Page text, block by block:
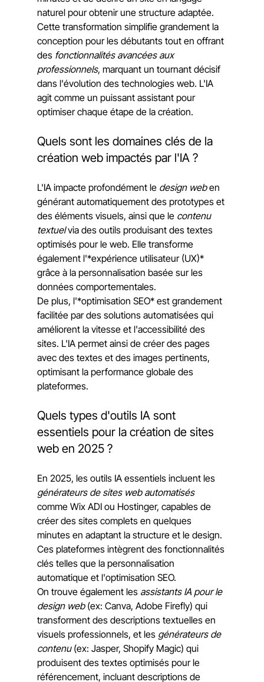
naturel pour obtenir une structure adaptée.
Cette transformation simplifie grandement la
conception pour les débutants tout en offrant
des fonctionnalités avancées aux
professionnels, marquant un tournant décisif
dans l'évolution des technologies web. L'IA
agit comme un puissant assistant pour
optimiser chaque étape de la création.
Quels sont les domaines clés de la
création web impactés par l'IA ?
L'IA impacte profondément le design web en
générant automatiquement des prototypes et
des éléments visuels, ainsi que le contenu
textuel via des outils produisant des textes
optimisés pour le web. Elle transforme
également l'*expérience utilisateur (UX)*
grâce à la personnalisation basée sur les
données comportementales.
De plus, l'*optimisation SEO* est grandement
facilitée par des solutions automatisées qui
améliorent la vitesse et l'accessibilité des
sites. L'IA permet ainsi de créer des pages
avec des textes et des images pertinents,
optimisant la performance globale des
plateformes.
Quels types d'outils IA sont
essentiels pour la création de sites
web en 2025 ?
En 2025, les outils IA essentiels incluent les
générateurs de sites web automatisés
comme Wix ADI ou Hostinger, capables de
créer des sites complets en quelques
minutes en adaptant la structure et le design.
Ces plateformes intègrent des fonctionnalités
clés telles que la personnalisation
automatique et l'optimisation SEO.
On trouve également les assistants IA pour le
design web (ex: Canva, Adobe Firefly) qui
transforment des descriptions textuelles en
visuels professionnels, et les générateurs de
contenu (ex: Jasper, Shopify Magic) qui
produisent des textes optimisés pour le
référencement, incluant descriptions de